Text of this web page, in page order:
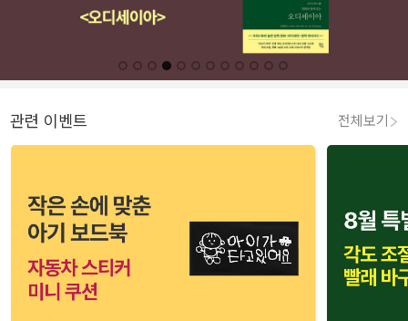
관련 이벤트 전체보기